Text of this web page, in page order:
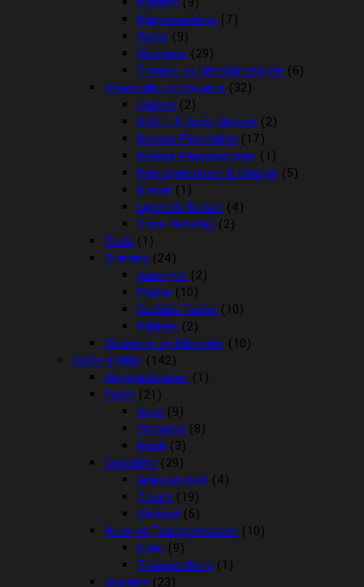
Klippemaskiner (7)
Sakse (9)
Shampoo (29)
Trimme og Udredningsknive (6)
Plejemidler og hygiejne (32)
bagben (2)
BUSTER Body Sleeves (2)
Diverse Plejemidler (17)
Diverse Plejeprodukter (1)
Høm høm poser & tilbehør (5)
Kraver (1)
Løbetids Bukser (4)
Tisse Underlag (2)
Pools (1)
Træning (24)
dummyer (2)
Fløjter (10)
Godbids Tasker (10)
Klikkere (2)
Vitaminer og Mineraler (10)
Katte artikler (142)
Angstproblemer (1)
Foder (21)
Arion (9)
Chicopee (8)
Mush (3)
Godbidder (29)
Græs og malt (4)
Treats (19)
Vådkost (6)
Huler og Transportkasser (10)
Huler (9)
Transportbure (1)
Hygiejne (23)